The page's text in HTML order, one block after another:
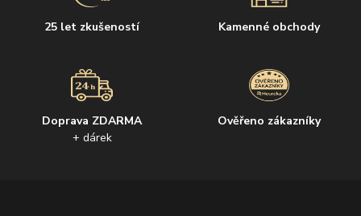
25 let zkušeností Kamenné obchody
Doprava ZDARMA
+ dárek
Ověřeno zákazníky